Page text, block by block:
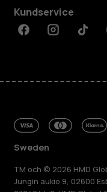
Kundservice
FacebookInstagramTiktok
Sweden
TM och © 2026 HMD
Jungin aukio 9, 02600